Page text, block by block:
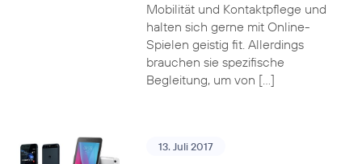
Mobilität und Kontaktpflege und
halten sich gerne mit Online-
Spielen geistig fit. Allerdings
brauchen sie spezifische
Begleitung, um von […]
13. Juli 2017